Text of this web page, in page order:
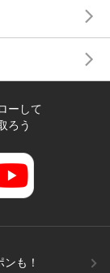
ーして
ろう
も！